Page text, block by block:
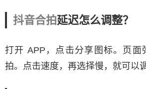
抖音合拍延迟怎么调整？
打开 APP，点击分享图标。页面
拍。点击速度，再选择慢，就可以